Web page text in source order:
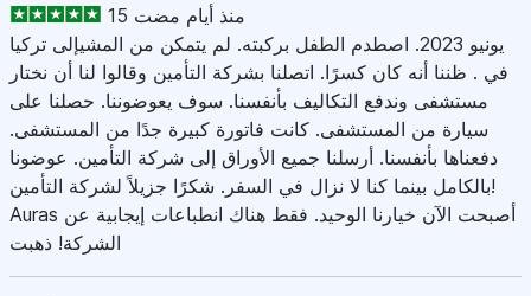
15 منذ أيام مضت
يونيو 2023. اصطدم الطفل بركبته. لم يتمكن من المشيإلى تركيا
في . ظننا أنه كان كسرًا. اتصلنا بشركة التأمين وقالوا لنا أن نختار
مستشفى وندفع التكاليف بأنفسنا. سوف يعوضوننا. حصلنا على
سيارة من المستشفى. كانت فاتورة كبيرة جدًا من المستشفى.
دفعناها بأنفسنا. أرسلنا جميع الأوراق إلى شركة التأمين. عوضونا
بالكامل بينما كنا لا نزال في السفر. شكرًا جزيلاً لشركة التأمين!
Auras أصبحت الآن خيارنا الوحيد. فقط هناك انطباعات إيجابية عن
الشركة! ذهبت